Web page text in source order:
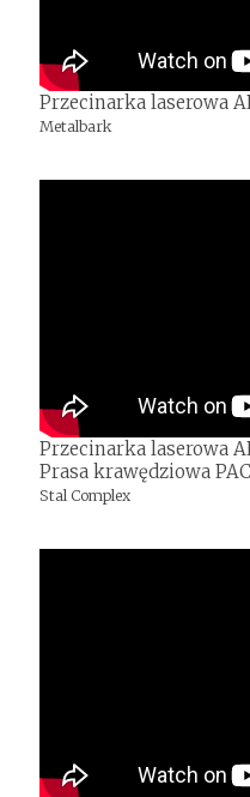
Przecinarka laserowa
Metalbark
Przecinarka laserowa
Prasa krawędziowa
Stal Complex